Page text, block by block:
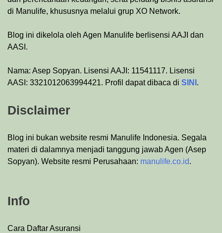
di Manulife, khususnya melalui grup XO Network.
Blog ini dikelola oleh Agen Manulife berlisensi AAJI dan
AASI.
Nama: Asep Sopyan. Lisensi AAJI: 11541117. Lisensi
AASI: 3321012063994421. Profil dapat dibaca di SINI .
Disclaimer
Blog ini bukan website resmi Manulife Indonesia. Segala
materi di dalamnya menjadi tanggung jawab Agen (Asep
Sopyan). Website resmi Perusahaan: manulife.co.id.
Info
Cara Daftar Asuransi